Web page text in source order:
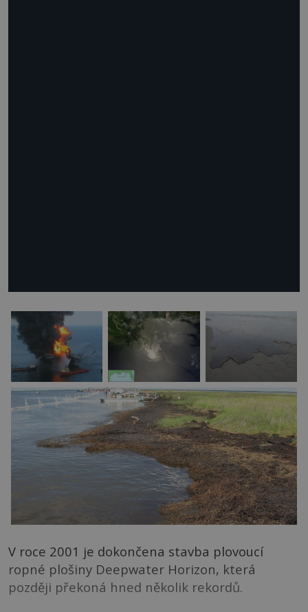
V roce 2001 je dokončena stavba plovoucí
ropné plošiny Deepwater Horizon, která
později překoná hned několik rekordů.